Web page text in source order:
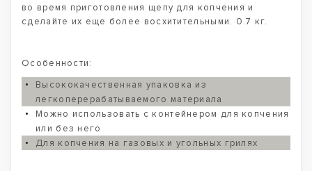
во время приготовления щепу для копчения и
сделайте их еще более восхитительными. 0.7 кг.
Особенности:
Высококачественная упаковка из
легкоперерабатываемого материала
Можно использовать с контейнером для копчения
или без него
Для копчения на газовых и угольных грилях